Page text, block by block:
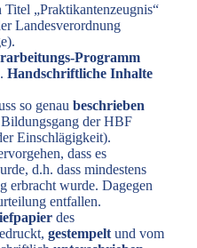
„Praktikantenzeugnis“
Landesverordnung
Programm
Handschriftliche Inhalte
so genau beschrieben
der HBF
Einschlägigkeit).
dass es
d.h. dass mindestens
erbracht wurde. Dagegen
entfallen.
des
gestempelt und vom